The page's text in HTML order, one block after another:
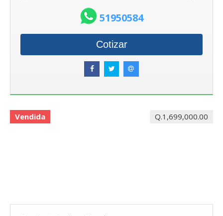
51950584
Cotizar
Vendida Q.1,699,000.00